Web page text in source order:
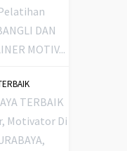
DAN
MOTIV...
TERBAIK
Motivator Di